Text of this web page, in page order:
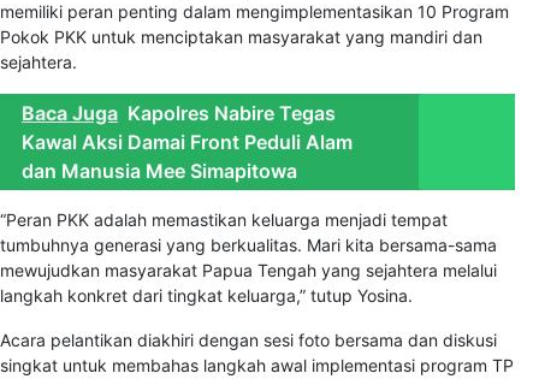
memiliki peran penting dalam mengimplementasikan 10 Program
Pokok PKK untuk menciptakan masyarakat yang mandiri dan
sejahtera.
Baca Juga Kapolres Nabire Tegas
Kawal Aksi Damai Front Peduli Alam
dan Manusia Mee Simapitowa
“Peran PKK adalah memastikan keluarga menjadi tempat
tumbuhnya generasi yang berkualitas. Mari kita bersama-sama
mewujudkan masyarakat Papua Tengah yang sejahtera melalui
langkah konkret dari tingkat keluarga,” tutup Yosina.
Acara pelantikan diakhiri dengan sesi foto bersama dan diskusi
singkat untuk membahas langkah awal implementasi program TP